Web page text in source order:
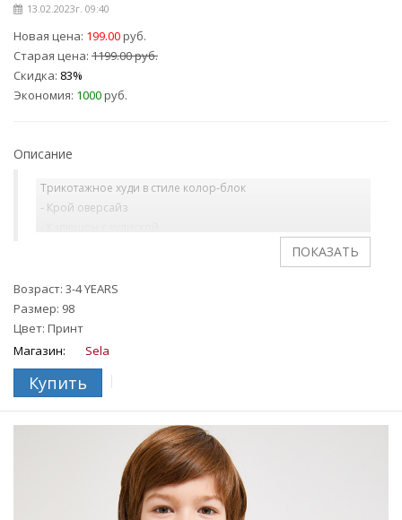
13.02.2023г. 09:40
Новая цена: 199.00руб.
Старая цена: 1199.00 руб.
Скидка: 83%
Экономия: 1000руб.
Описание
Трикотажное худи в стиле колор-блок
- Крой оверсайз
- Короткая застежка-молния с защитой подбородка
- Резинка на манжетах и по нижнему краю
На ребенке представлен размер 110.
Возраст: 3-4 YEARS
Размер: 98
Цвет: Принт
Магазин:
Sela
Купить